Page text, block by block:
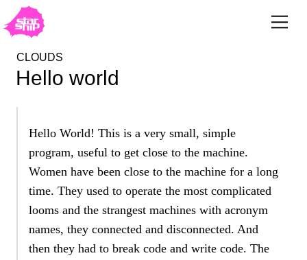
CLOUDS
Hello world
Hello World! This is a very small, simple
program, useful to get close to the machine.
Women have been close to the machine for a long
time. They used to operate the most complicated
looms and the strangest machines with acronym
names, they connected and disconnected. And
then they had to break code and write code. The